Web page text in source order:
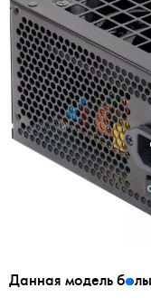
Данная модель